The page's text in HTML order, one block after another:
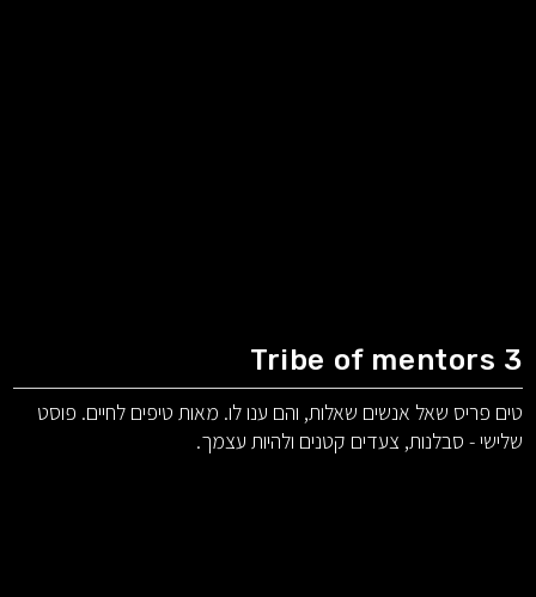
Tribe of mentors 3
טים פריס שאל אנשים שאלות, והם ענו לו. מאות טיפים לחיים. פוסט
שלישי - סבלנות, צעדים קטנים ולהיות עצמך.